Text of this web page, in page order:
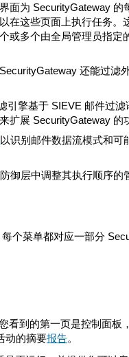
面为 SecurityGateway 的
在这些页面上执行任务。
或多个由全局管理员指定
还能过滤
引擎基于 SIEVE 邮件过
扩展 SecurityGateway 的
以识别邮件数据流模式和可
层中调整其执行顺序的
个菜单都对应一部分
看到的第一页是控制面
动的摘要报告。